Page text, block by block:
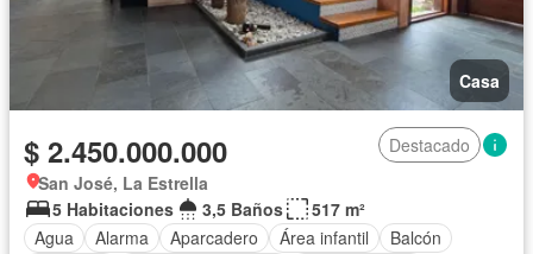
Casa
$ 2.450.000.000
Destacado
San José, La Estrella
5 Habitaciones
3,5 Baños
517 m²
Agua
Alarma Aparcadero Área infantil
Balcón